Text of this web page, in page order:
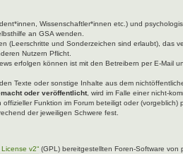
Wissenschaftler*innen etc.) und
an GSA wenden.
(Leerschritte und Sonderzeichen sind erlaubt), das
Nutzern Pflicht.
erfolgen können ist mit den Betreibern per E-Mail
Texte oder sonstige Inhalte aus dem
oder veröffentlicht, wird im Falle einer nicht-
Funktion im Forum beteiligt oder
der jeweiligen Schwere fest.
License v2“ (GPL) bereitgestellten Foren-Software von